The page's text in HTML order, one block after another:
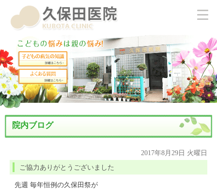
院内ブログ
2017年8月29日 火曜日
ご協力ありがとうございました
先週 毎年恒例の久保田祭が